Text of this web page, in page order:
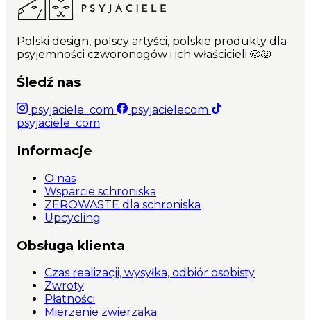
Polski design, polscy artyści, polskie produkty dla
psyjemności czworonogów i ich właścicieli 🐶🐱
Śledź nas
psyjaciele_com
psyjacielecom
psyjaciele_com
Informacje
O nas
Wsparcie schroniska
ZEROWASTE dla schroniska
Upcycling
Obsługa klienta
Czas realizacji, wysyłka, odbiór osobisty
Zwroty
Płatności
Mierzenie zwierzaka